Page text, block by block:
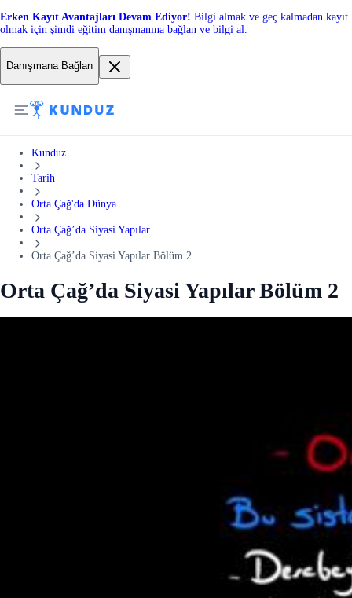
Erken Kayıt Avantajları Devam Ediyor! Bilgi almak ve geç kalmadan kayıt
olmak için şimdi eğitim danışmanına bağlan ve bilgi al.
Danışmana Bağlan
Kunduz
Tarih
Orta Çağ'da Dünya
Orta Çağ’da Siyasi Yapılar
Orta Çağ’da Siyasi Yapılar Bölüm 2
Orta Çağ’da Siyasi Yapılar Bölüm 2